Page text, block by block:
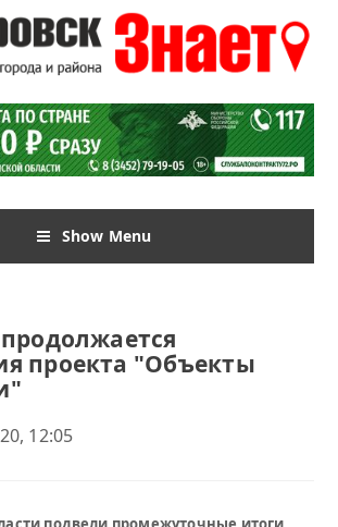
Show Menu
проекта "Объекты
12:05